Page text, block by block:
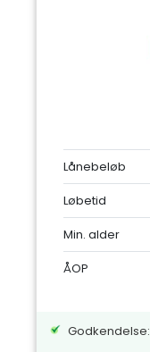
Lånebeløb
Løbetid
Min. alder
ÅOP